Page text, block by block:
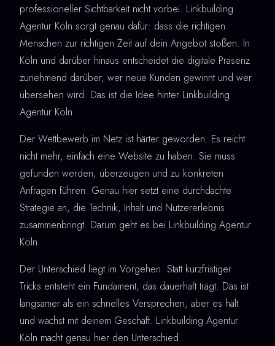
professioneller Sichtbarkeit nicht vorbei. Linkbuilding
Agentur Köln sorgt genau dafür: dass die richtigen
Menschen zur richtigen Zeit auf dein Angebot stoßen. In
Köln und darüber hinaus entscheidet die digitale Präsenz
zunehmend darüber, wer neue Kunden gewinnt und wer
übersehen wird. Das ist die Idee hinter Linkbuilding
Agentur Köln.
Der Wettbewerb im Netz ist härter geworden. Es reicht
nicht mehr, einfach eine Website zu haben. Sie muss
gefunden werden, überzeugen und zu konkreten
Anfragen führen. Genau hier setzt eine durchdachte
Strategie an, die Technik, Inhalt und Nutzererlebnis
zusammenbringt. Darum geht es bei Linkbuilding Agentur
Köln.
Der Unterschied liegt im Vorgehen. Statt kurzfristiger
Tricks entsteht ein Fundament, das dauerhaft trägt. Das ist
langsamer als ein schnelles Versprechen, aber es hält
und wächst mit deinem Geschäft. Linkbuilding Agentur
Köln macht genau hier den Unterschied.